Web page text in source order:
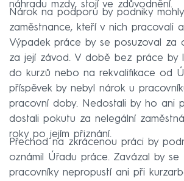
náhradu mzdy, stojí ve zdůvodnění.
Nárok na podporu by podniky
zaměstnance, kteří v nich pracovali
Výpadek práce by se posuzoval za
za její závod. V době bez práce by
do kurzů nebo na rekvalifikace od
příspěvek by nebyl nárok u
pracovní doby. Nedostali by ho ani
dostali pokutu za nelegální
roky po jejím přiznání.
Přechod na zkrácenou práci by
oznámil Úřadu práce. Zavázal by
pracovníky nepropustí ani při